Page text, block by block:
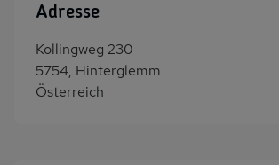
Adresse
Kollingweg 230
5754, Hinterglemm
Österreich